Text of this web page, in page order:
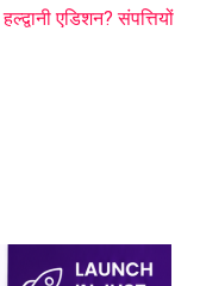
एडिशन? संपत्तियों